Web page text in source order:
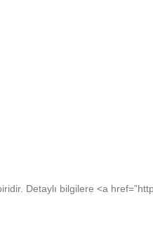
Detaylı bilgilere <a